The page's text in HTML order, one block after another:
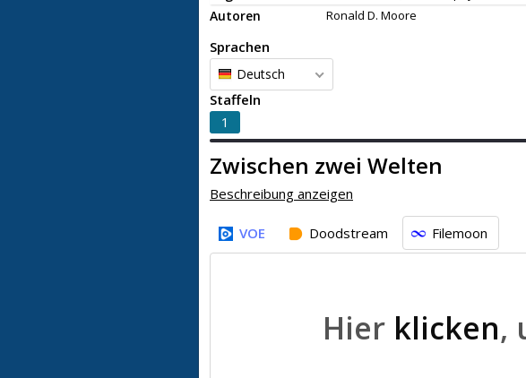
Autoren Ronald D. Moore
Sprachen
Deutsch
Staffeln
1
Zwischen zwei Welten
Beschreibung anzeigen
VOE Doodstream Filemoon
Hier klicken,